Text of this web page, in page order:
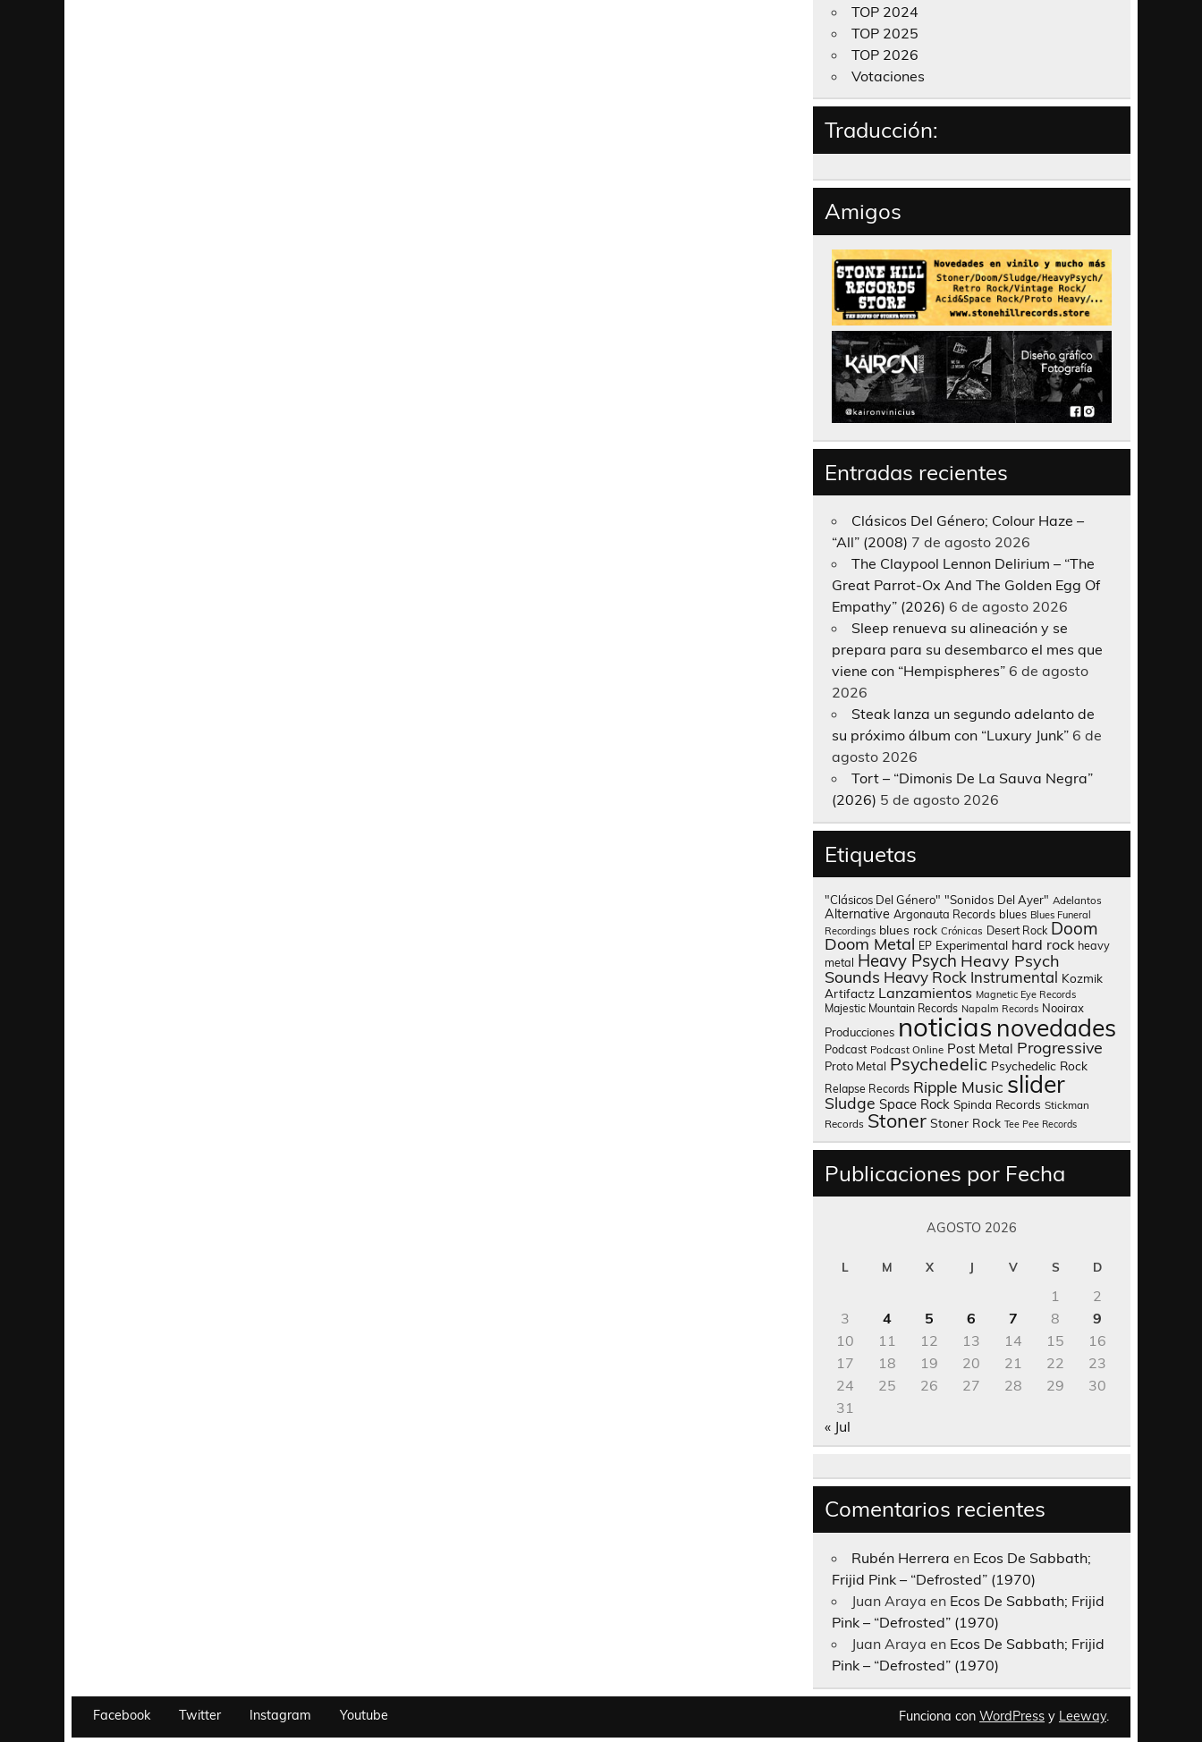
TOP 2024
TOP 2025
TOP 2026
Votaciones
Traducción:
Amigos
Entradas recientes
Clásicos Del Género; Colour Haze –
“All” (2008) 7 de agosto 2026
The Claypool Lennon Delirium – “The
Great Parrot-Ox And The Golden Egg Of
Empathy” (2026) 6 de agosto 2026
Sleep renueva su alineación y se
prepara para su desembarco el mes que
viene con “Hempispheres” 6 de agosto
2026
Steak lanza un segundo adelanto de
su próximo álbum con “Luxury Junk” 6 de
agosto 2026
Tort – “Dimonis De La Sauva Negra”
(2026) 5 de agosto 2026
Etiquetas
"Clásicos Del Género" "Sonidos Del Ayer" Adelantos
Alternative Argonauta Records blues Blues Funeral
Recordings blues rock Crónicas Desert Rock Doom
Doom Metal EP Experimental hard rock heavy
metal Heavy Psych Heavy Psych
Sounds Heavy Rock Instrumental Kozmik
Artifactz Lanzamientos Magnetic Eye Records
Majestic Mountain Records Napalm Records Nooirax
Producciones noticias novedades
Podcast Podcast Online Post Metal Progressive
Proto Metal Psychedelic Psychedelic Rock
Relapse Records Ripple Music slider
Sludge Space Rock Spinda Records Stickman
Records Stoner Stoner Rock Tee Pee Records
Publicaciones por Fecha
AGOSTO 2026
L M X J V S D
1
2
3
4 5 6 7 8
9
10
11 12 13 14 15
16
17
18 19 20 21 22
23
24
25 26 27 28 29
30
31
« Jul
Comentarios recientes
Rubén Herrera en Ecos De Sabbath;
Frijid Pink – “Defrosted” (1970)
Juan Araya en Ecos De Sabbath; Frijid
Pink – “Defrosted” (1970)
Juan Araya en Ecos De Sabbath; Frijid
Pink – “Defrosted” (1970)
Facebook Twitter Instagram Youtube Funciona con WordPress y Leeway.